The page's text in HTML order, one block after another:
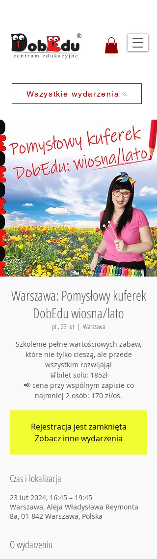
Wszystkie wydarzenia
Warszawa: Pomysłowy kuferek
DobEdu wiosna/lato
pt., 23 lut
  |
Warszawa
Szkolenie pełne wartościowych zabaw,
które nie tylko cieszą, ale przede
wszystkim rozwijają!
🛒bilet solo: 185zł
📢 cena przy wspólnym zapisie co
najmniej 2 osób: 170 zł/os.
Rejestracja jest zamknięta
Zobacz inne wydarzenia
Czas i lokalizacja
23 lut 2024, 16:45 – 19:45
Warszawa, Aleja Władysława Reymonta
8a, 01-842 Warszawa, Polska
O wydarzeniu